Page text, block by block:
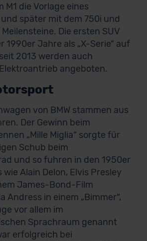
M1 die Vorlage eines
später mit dem 750i und
Die ersten SUV
1990er Jahre als „X-Serie“ auf
2013 werden auch
angeboten.
von BMW stammen aus
Der Gewinn beim
„Mille Miglia“ sorgte für
Schub beim
und so fuhren in den 1950er
Alain Delon, Elvis Presley
James-Bond-Film
Andress in einem „Bimmer“,
vor allem im
Sprachraum genannt
erfolgreich bei